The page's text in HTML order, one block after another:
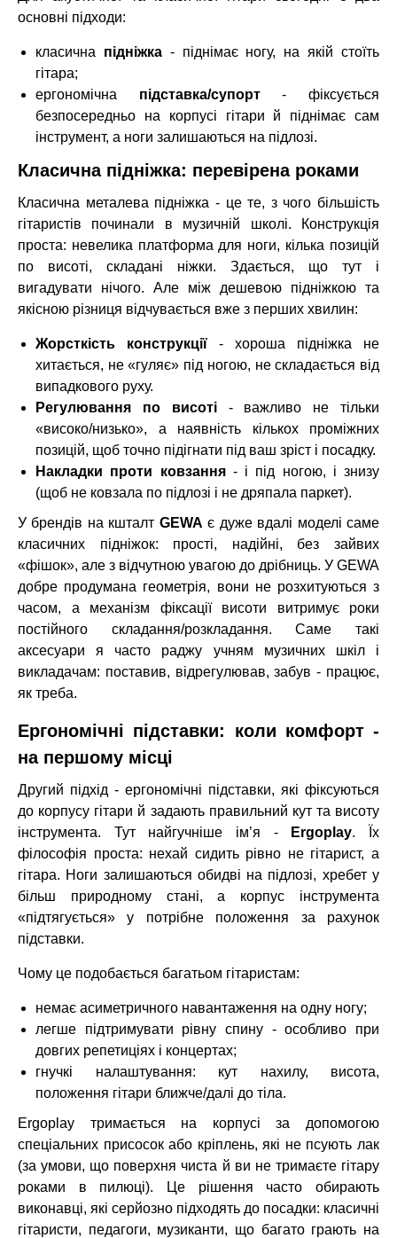
основні підходи:
класична підніжка- піднімає ногу, на якій стоїть
гітара;
ергономічна підставка/супорт- фіксується
безпосередньо на корпусі гітари й піднімає сам
інструмент, а ноги залишаються на підлозі.
Класична підніжка: перевірена роками
Класична металевa підніжка - це те, з чого більшість
гітаристів починали в музичній школі. Конструкція
проста: невелика платформа для ноги, кілька позицій
по висоті, складані ніжки. Здається, що тут і
вигадувати нічого. Але між дешевою підніжкою та
якісною різниця відчувається вже з перших хвилин:
Жорсткість конструкції - хороша підніжка не
хитається, не «гуляє» під ногою, не складається від
випадкового руху.
Регулювання по висоті- важливо не тільки
«високо/низько», а наявність кількох проміжних
позицій, щоб точно підігнати під ваш зріст і посадку.
Накладки проти ковзання- і під ногою, і знизу
(щоб не ковзала по підлозі і не дряпала паркет).
У брендів на кшталт GEWA є дуже вдалі моделі саме
класичних підніжок: прості, надійні, без зайвих
«фішок», але з відчутною увагою до дрібниць. У GEWA
добре продумана геометрія, вони не розхитуються з
часом, а механізм фіксації висоти витримує роки
постійного складання/розкладання. Саме такі
аксесуари я часто раджу учням музичних шкіл і
викладачам: поставив, відрегулював, забув - працює,
як треба.
Ергономічні підставки: коли комфорт -
на першому місці
Другий підхід - ергономічні підставки, які фіксуються
до корпусу гітари й задають правильний кут та висоту
інструмента. Тут найгучніше ім’я -
Ergoplay. Їх
філософія проста: нехай сидить рівно не гітарист, а
гітара. Ноги залишаються обидві на підлозі, хребет у
більш природному стані, а корпус інструмента
«підтягується» у потрібне положення за рахунок
підставки.
Чому це подобається багатьом гітаристам:
немає асиметричного навантаження на одну ногу;
легше підтримувати рівну спину - особливо при
довгих репетиціях і концертах;
гнучкі налаштування: кут нахилу, висота,
положення гітари ближче/далі до тіла.
Ergoplay тримається на корпусі за допомогою
спеціальних присосок або кріплень, які не псують лак
(за умови, що поверхня чиста й ви не тримаєте гітару
роками в пилюці). Це рішення часто обирають
виконавці, які серйозно підходять до посадки: класичні
гітаристи, педагоги, музиканти, що багато грають на